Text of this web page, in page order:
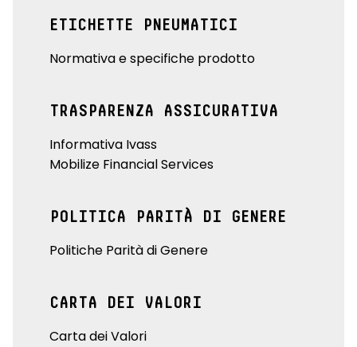
ETICHETTE PNEUMATICI
Normativa e specifiche prodotto
TRASPARENZA ASSICURATIVA
Informativa Ivass
Mobilize Financial Services
POLITICA PARITÀ DI GENERE
Politiche Parità di Genere
CARTA DEI VALORI
Carta dei Valori